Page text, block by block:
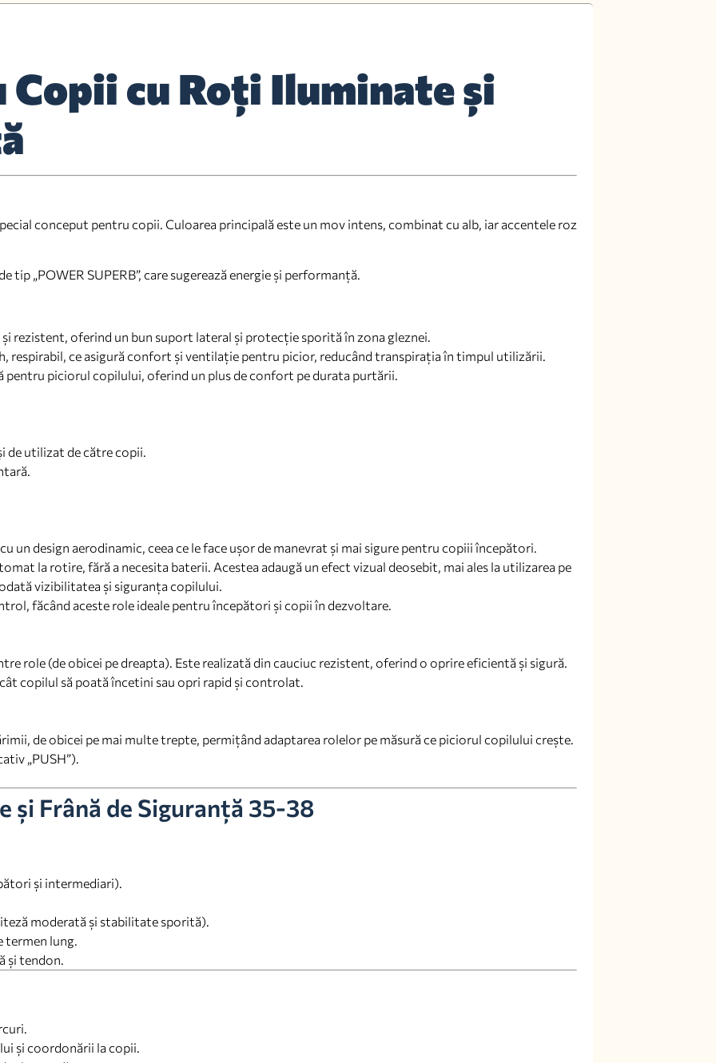
Copii cu Roți Iluminate și
conceput pentru copii. Culoarea principală este un mov intens, combinat cu alb, iar accentele roz
„POWER SUPERB”, care sugerează energie și performanță.
rezistent, oferind un bun suport lateral și protecție sporită în zona gleznei.
respirabil, ce asigură confort și ventilație pentru picior, reducând transpirația în timpul utilizării.
pentru piciorul copilului, oferind un plus de confort pe durata purtării.
de utilizat de către copii.
un design aerodinamic, ceea ce le face ușor de manevrat și mai sigure pentru copiii începători.
la rotire, fără a necesita baterii. Acestea adaugă un efect vizual deosebit, mai ales la utilizarea pe
vizibilitatea și siguranța copilului.
făcând aceste role ideale pentru începători și copii în dezvoltare.
role (de obicei pe dreapta). Este realizată din cauciuc rezistent, oferind o oprire eficientă și sigură.
copilul să poată încetini sau opri rapid și controlat.
de obicei pe mai multe trepte, permițând adaptarea rolelor pe măsură ce piciorul copilului crește.
„PUSH”).
și Frână de Siguranță 35-38
și intermediari).
moderată și stabilitate sporită).
termen lung.
și tendon.
și coordonării la copii.